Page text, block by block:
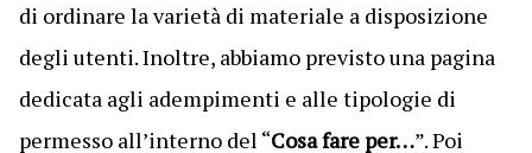
di ordinare la varietà di materiale a disposizione
degli utenti. Inoltre, abbiamo previsto una pagina
dedicata agli adempimenti e alle tipologie di
permesso all’interno del “Cosa fare per…”. Poi